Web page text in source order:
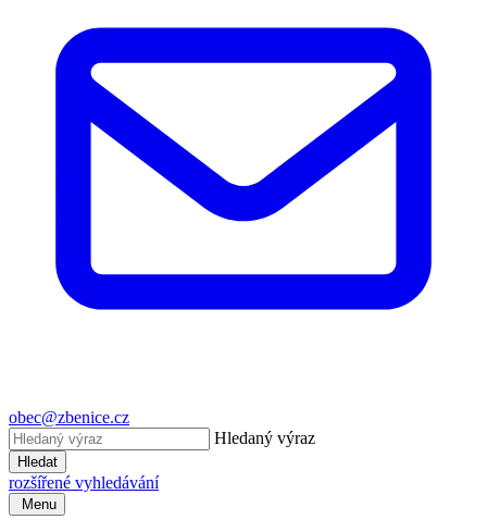
obec@zbenice.cz
Hledaný výraz
Hledat
rozšířené vyhledávání
Menu